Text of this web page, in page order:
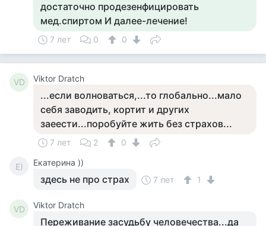
достаточно продезенфицировать
мед.спиртом И далее-лечение!
7 лет 0 0
VD Viktor Dratch
...если волноваться,...то глобально...мало
себя заводить, кортит и других
заеести...поробуйте жить без страхов...
7 лет 2 0
Е) Екатерина ))
здесь не про страх 7 лет 1
VD Viktor Dratch
Переживание засудьбу человечества...да